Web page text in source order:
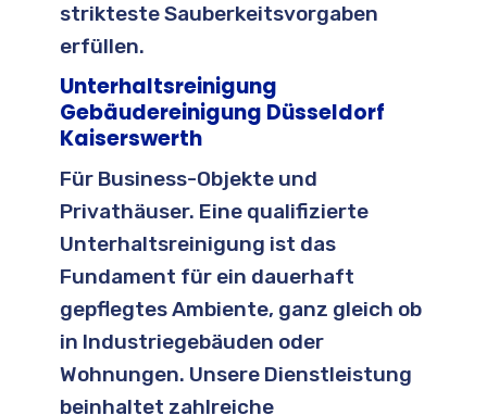
strikteste Sauberkeitsvorgaben
erfüllen.
Unterhaltsreinigung
Gebäudereinigung Düsseldorf
Kaiserswerth
Für Business-Objekte und
Privathäuser. Eine qualifizierte
Unterhaltsreinigung ist das
Fundament für ein dauerhaft
gepflegtes Ambiente, ganz gleich ob
in Industriegebäuden oder
Wohnungen. Unsere Dienstleistung
beinhaltet zahlreiche